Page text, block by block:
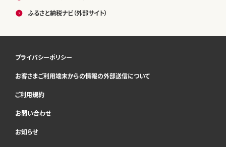
ふるさと納税ナビ（外部サイト）
プライバシーポリシー
お客さまご利用端末からの情報の外部送信について
ご利用規約
お問い合わせ
お知らせ